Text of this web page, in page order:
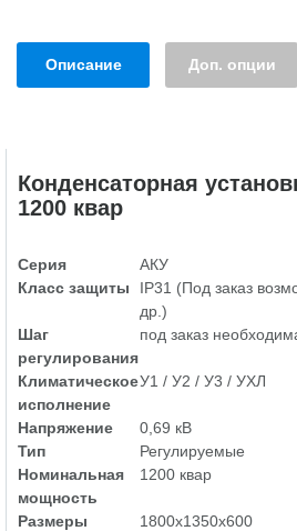
Описание Доп. опции
Конденсаторная
1200 квар
Серия
АКУ
Класс защиты
IP31 (Под заказ
др.)
Шаг
регулирования
под заказ
Климатическое
исполнение
У1 / У2 / У3 / УХЛ
Напряжение
0,69 кВ
Тип
Регулируемые
Номинальная
мощность
1200 квар
Размеры
1800х1350х600